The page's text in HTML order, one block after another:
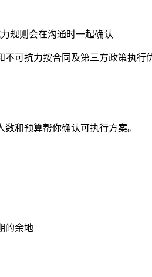
规则会在沟通时一起确认
不可抗力按合同及第三方政策执行
和预算帮你确认可执行方案。
的余地